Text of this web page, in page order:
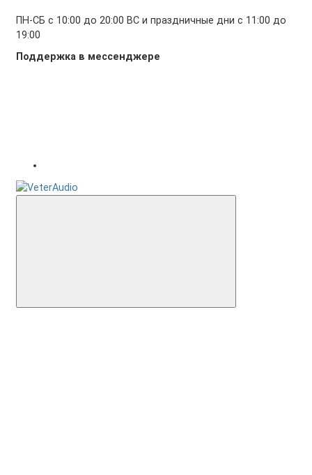
ПН-СБ с 10:00 до 20:00 ВС и праздничные дни с 11:00 до
19:00
Поддержка в мессенджере